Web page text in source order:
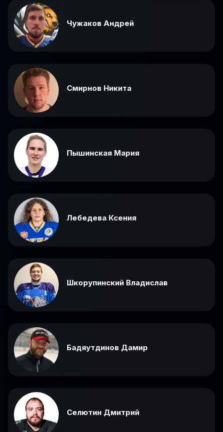
Чужаков Андрей
Смирнов Никита
Пышинская Мария
Лебедева Ксения
Шкорупинский Владислав
Бадяутдинов Дамир
Селютин Дмитрий